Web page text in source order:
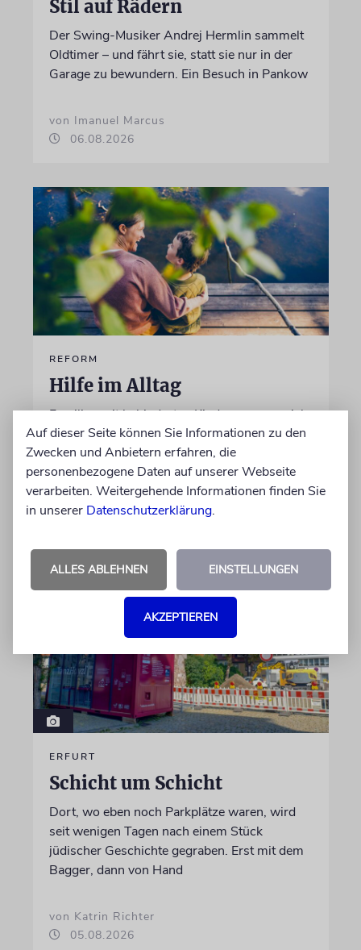
Stil auf Rädern
Der Swing-Musiker Andrej Hermlin sammelt
Oldtimer – und fährt sie, statt sie nur in der
Garage zu bewundern. Ein Besuch in Pankow
von Imanuel Marcus
06.08.2026
REFORM
Hilfe im Alltag
Familien mit behinderten Kindern sorgen sich,
dass ausgerechnet die Unterstützung gekürzt
wird, die ihnen ein selbstbestimmtes Leben
ermöglicht
von Christine Schmitt
ERFURT
Schicht um Schicht
Dort, wo eben noch Parkplätze waren, wird
seit wenigen Tagen nach einem Stück
jüdischer Geschichte gegraben. Erst mit dem
Bagger, dann von Hand
von Katrin Richter
05.08.2026
Auf dieser Seite können Sie Informationen zu den
Zwecken und Anbietern erfahren, die
personenbezogene Daten auf unserer Webseite
verarbeiten. Weitergehende Informationen finden Sie
in unserer Datenschutzerklärung.
ALLES ABLEHNEN EINSTELLUNGEN
AKZEPTIEREN